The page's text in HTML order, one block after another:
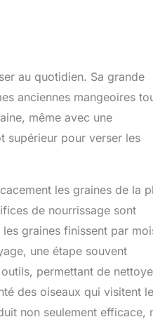
au quotidien. Sa grande
anciennes mangeoires
même avec une
supérieur pour verser les
les graines de la
de nourrissage sont
les graines finissent par
une étape souvent
permettant de
des oiseaux qui visitent le
non seulement efficace,